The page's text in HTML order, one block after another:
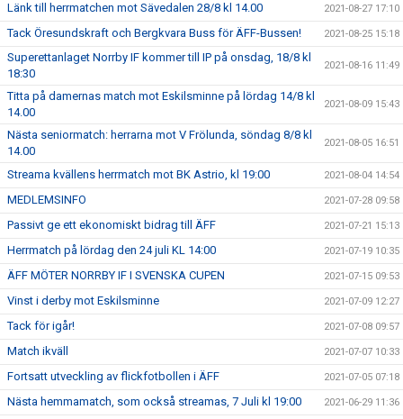
Länk till herrmatchen mot Sävedalen 28/8 kl 14.00 2021-08-27 17:10
Tack Öresundskraft och Bergkvara Buss för ÄFF-Bussen! 2021-08-25 15:18
Superettanlaget Norrby IF kommer till IP på onsdag, 18/8 kl
18:30
2021-08-16 11:49
Titta på damernas match mot Eskilsminne på lördag 14/8 kl
14.00
2021-08-09 15:43
Nästa seniormatch: herrarna mot V Frölunda, söndag 8/8 kl
14.00
2021-08-05 16:51
Streama kvällens herrmatch mot BK Astrio, kl 19:00 2021-08-04 14:54
MEDLEMSINFO 2021-07-28 09:58
Passivt ge ett ekonomiskt bidrag till ÄFF 2021-07-21 15:13
Herrmatch på lördag den 24 juli KL 14:00 2021-07-19 10:35
ÄFF MÖTER NORRBY IF I SVENSKA CUPEN 2021-07-15 09:53
Vinst i derby mot Eskilsminne 2021-07-09 12:27
Tack för igår! 2021-07-08 09:57
Match ikväll 2021-07-07 10:33
Fortsatt utveckling av flickfotbollen i ÄFF 2021-07-05 07:18
Nästa hemmamatch, som också streamas, 7 Juli kl 19:00 2021-06-29 11:36